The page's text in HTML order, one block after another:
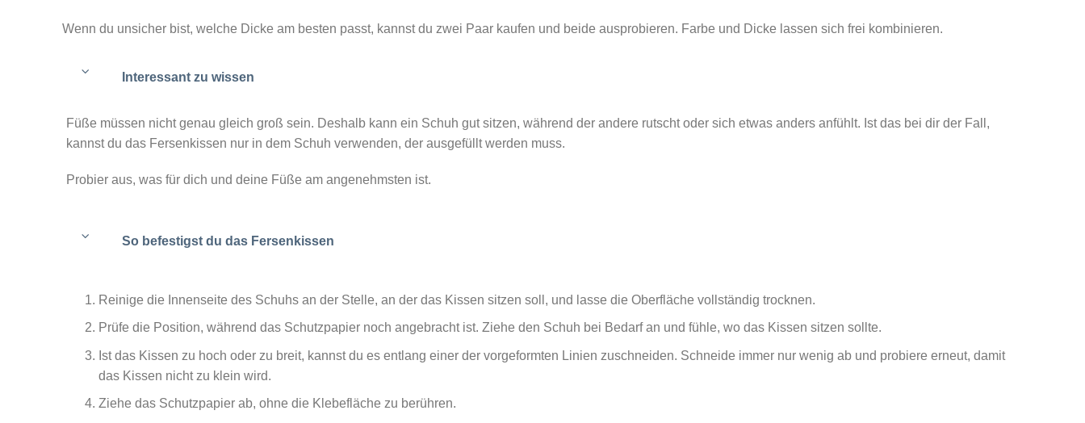
Wenn du unsicher bist, welche Dicke am besten passt, kannst du zwei Paar kaufen und beide ausprobieren. Farbe und Dicke lassen sich frei kombinieren.
Interessant zu wissen
Füße müssen nicht genau gleich groß sein. Deshalb kann ein Schuh gut sitzen, während der andere rutscht oder sich etwas anders anfühlt. Ist das bei dir der Fall,
kannst du das Fersenkissen nur in dem Schuh verwenden, der ausgefüllt werden muss.
Probier aus, was für dich und deine Füße am angenehmsten ist.
So befestigst du das Fersenkissen
Reinige die Innenseite des Schuhs an der Stelle, an der das Kissen sitzen soll, und lasse die Oberfläche vollständig trocknen.
Prüfe die Position, während das Schutzpapier noch angebracht ist. Ziehe den Schuh bei Bedarf an und fühle, wo das Kissen sitzen sollte.
Ist das Kissen zu hoch oder zu breit, kannst du es entlang einer der vorgeformten Linien zuschneiden. Schneide immer nur wenig ab und probiere erneut, damit
das Kissen nicht zu klein wird.
Ziehe das Schutzpapier ab, ohne die Klebefläche zu berühren.